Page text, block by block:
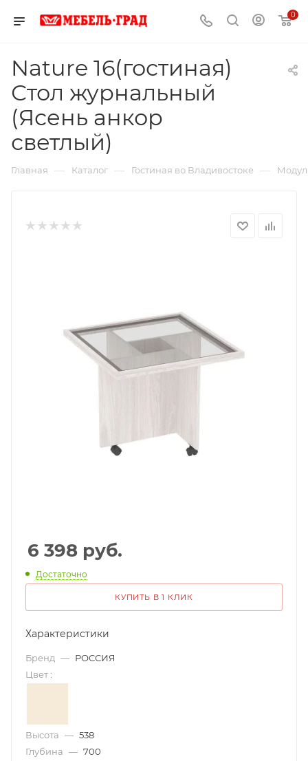
0
Nature 16(гостиная)
Стол журнальный
(Ясень анкор
светлый)
Главная — Каталог — Гостиная во Владивостоке —
6 398 руб.
Достаточно
КУПИТЬ В 1 КЛИК
Характеристики
Бренд — РОССИЯ
Цвет :
Высота — 538
Глубина — 700